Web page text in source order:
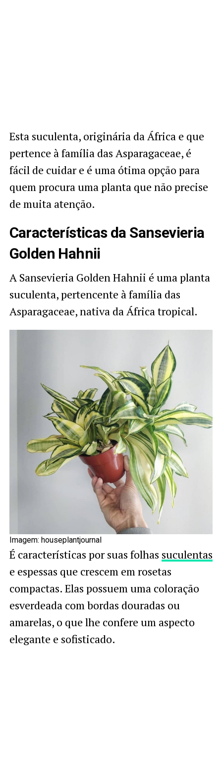
Esta suculenta, originária da África e que
pertence à família das Asparagaceae, é
fácil de cuidar e é uma ótima opção para
quem procura uma planta que não precise
de muita atenção.
Características da Sansevieria
Golden Hahnii
A Sansevieria Golden Hahnii é uma planta
suculenta, pertencente à família das
Asparagaceae, nativa da África tropical.
Imagem: houseplantjournal
É características por suas folhas suculentas
e espessas que crescem em rosetas
compactas. Elas possuem uma coloração
esverdeada com bordas douradas ou
amarelas, o que lhe confere um aspecto
elegante e sofisticado.